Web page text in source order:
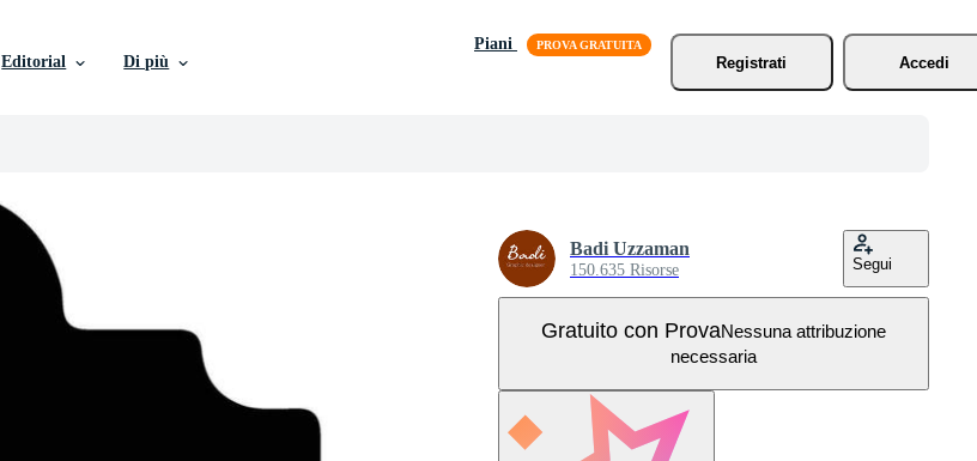
Editorial Di più
Piani
Registrati
Accedi
Badi Uzzaman
150.635 Risorse Segui
Gratuito con ProvaNessuna attribuzione
necessaria